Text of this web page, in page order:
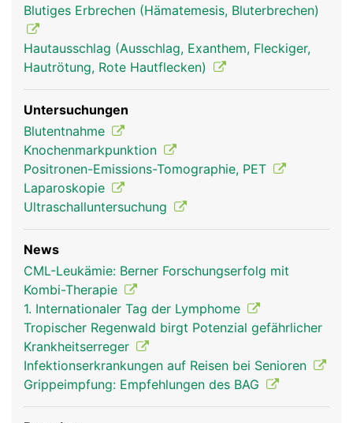
Blutiges Erbrechen (Hämatemesis, Bluterbrechen)
Hautausschlag (Ausschlag, Exanthem, Fleckiger,
Hautrötung, Rote Hautflecken)
Untersuchungen
Blutentnahme
Knochenmarkpunktion
Positronen-Emissions-Tomographie, PET
Laparoskopie
Ultraschalluntersuchung
News
CML-Leukämie: Berner Forschungserfolg mit
Kombi-Therapie
1. Internationaler Tag der Lymphome
Tropischer Regenwald birgt Potenzial gefährlicher
Krankheitserreger
Infektionserkrankungen auf Reisen bei Senioren
Grippeimpfung: Empfehlungen des BAG